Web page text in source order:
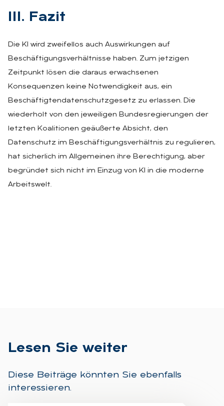
III. Fa­zit
Die KI wird zweifellos auch Auswirkungen auf
Beschäftigungsverhältnisse haben. Zum jetzigen
Zeitpunkt lösen die daraus erwachsenen
Konsequenzen keine Notwendigkeit aus, ein
Beschäftigtendatenschutzgesetz zu erlassen. Die
wiederholt von den jeweiligen Bundesregierungen der
letzten Koalitionen geäußerte Absicht, den
Datenschutz im Beschäftigungsverhältnis zu regulieren,
hat sicherlich im Allgemeinen ihre Berechtigung, aber
begründet sich nicht im Einzug von KI in die moderne
Arbeitswelt.
Le­sen Sie wei­ter
Diese Beiträge könnten Sie ebenfalls
interessieren.